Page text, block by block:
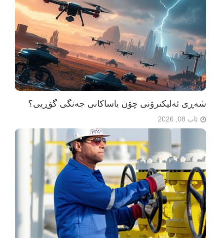
شەڕی ئەلیکترۆنی چۆن یاساکانی جەنگی گۆڕیی؟
ئاب 08, 2026